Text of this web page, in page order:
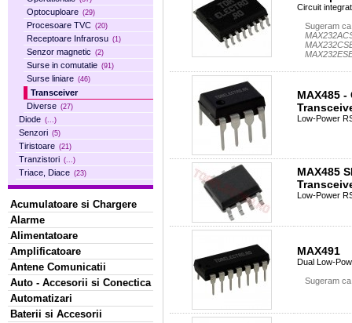
Optocuploare (29)
Procesoare TVC (20)
Receptoare Infrarosu (1)
Senzor magnetic (2)
Surse in comutatie (91)
Surse liniare (46)
Transceiver
Diverse (27)
Diode (...)
Senzori (5)
Tiristoare (21)
Tranzistori (...)
Triace, Diace (23)
Acumulatoare si Chargere
Alarme
Alimentatoare
Amplificatoare
Antene Comunicatii
Auto - Accesorii si Conectica
Automatizari
Baterii si Accesorii
Circuit
Sugeram
MAX485
Low-Power
MAX485
Low-Power
MAX491
Dual Low-
Sugeram